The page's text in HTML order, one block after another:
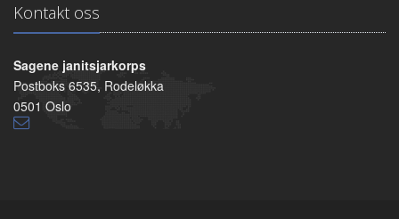
Kontakt oss
Sagene janitsjarkorps
Postboks 6535, Rodeløkka
0501 Oslo